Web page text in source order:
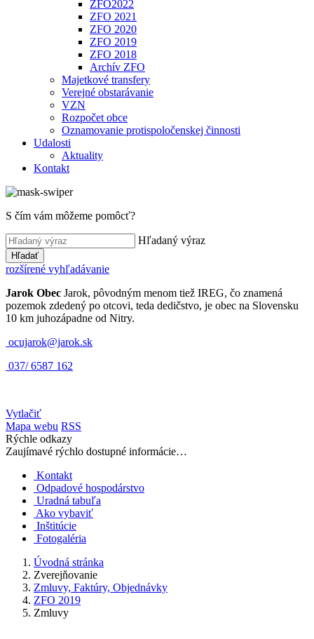
ZFO2022
ZFO 2021
ZFO 2020
ZFO 2019
ZFO 2018
Archív ZFO
Majetkové transfery
Verejné obstarávanie
VZN
Rozpočet obce
Oznamovanie protispoločenskej činnosti
Udalosti
Aktuality
Kontakt
S čím vám môžeme pomôcť?
Hľadaný výraz
Hľadať
rozšírené vyhľadávanie
Jarok Obec Jarok, pôvodným menom tiež IREG, čo znamená
pozemok zdedený po otcovi, teda dedičstvo, je obec na Slovensku
10 km juhozápadne od Nitry.
ocujarok@jarok.sk
037/ 6587 162
Vytlačiť
Mapa webu RSS
Rýchle odkazy
Zaujímavé rýchlo dostupné informácie…
Kontakt
Odpadové hospodárstvo
Uradná tabuľa
Ako vybaviť
Inštitúcie
Fotogaléria
Úvodná stránka
Zverejňovanie
Zmluvy, Faktúry, Objednávky
ZFO 2019
Zmluvy